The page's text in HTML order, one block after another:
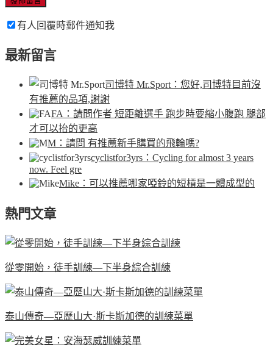
有人回覆時郵件通知我
最新留言
司博特 Mr.Sport ：您好,司博特目前沒
有推薦的品項,謝謝
FA ：請問作者 短距離選手 跑步時要縮小腹跑 腿部
才可以抬的更高
M ：請問 有推薦新手購買的飛輪嗎?
cyclistfor3yrs ：Cycling for almost 3 years
now. Feel gre
Mike ：可以推薦哪家啞鈴的短槓是一體成型的
熱門文章
從零開始，徒手訓練—下半身綜合訓練
泰山傳奇—亞歷山大·斯卡斯加德的訓練菜單